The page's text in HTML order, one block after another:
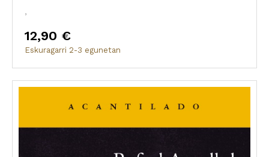
,
12,90 €
Eskuragarri 2-3 egunetan